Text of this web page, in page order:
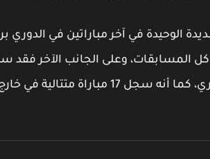
الوحيدة في آخر مباراتين في
متتالية في كل المسابقات، وعلى الجانب
حوالي 12 مباراة قد خاضها في الدوري،